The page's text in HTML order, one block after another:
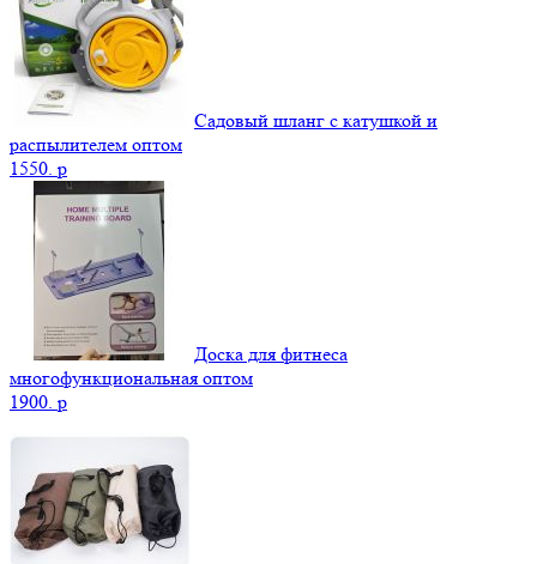
Садовый шланг с катушкой и
распылителем оптом
1550. p
Доска для фитнеса
многофункциональная оптом
1900. p